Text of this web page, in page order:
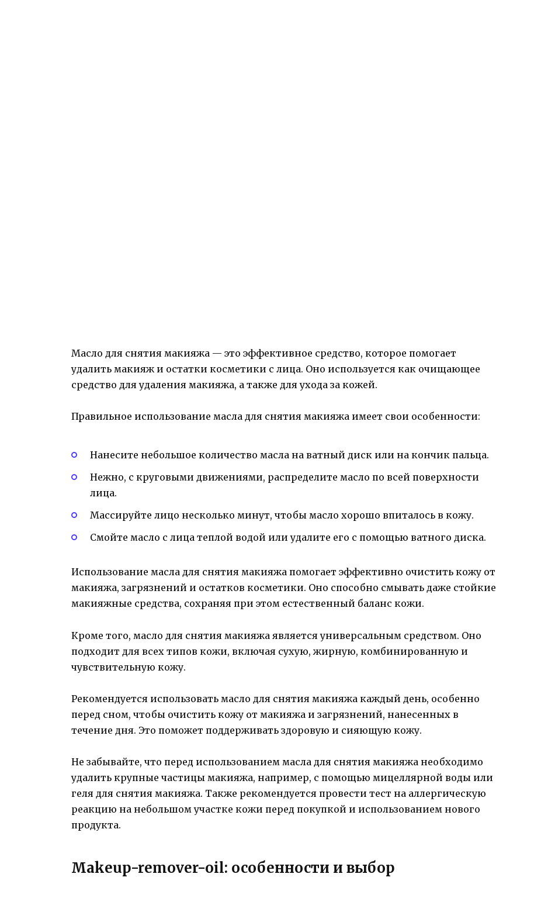
Масло для снятия макияжа — это эффективное средство, которое помогает
удалить макияж и остатки косметики с лица. Оно используется как очищающее
средство для удаления макияжа, а также для ухода за кожей.
Правильное использование масла для снятия макияжа имеет свои особенности:
Нанесите небольшое количество масла на ватный диск или на кончик пальца.
Нежно, с круговыми движениями, распределите масло по всей поверхности
лица.
Массируйте лицо несколько минут, чтобы масло хорошо впиталось в кожу.
Смойте масло с лица теплой водой или удалите его с помощью ватного диска.
Использование масла для снятия макияжа помогает эффективно очистить кожу от
макияжа, загрязнений и остатков косметики. Оно способно смывать даже стойкие
макияжные средства, сохраняя при этом естественный баланс кожи.
Кроме того, масло для снятия макияжа является универсальным средством. Оно
подходит для всех типов кожи, включая сухую, жирную, комбинированную и
чувствительную кожу.
Рекомендуется использовать масло для снятия макияжа каждый день, особенно
перед сном, чтобы очистить кожу от макияжа и загрязнений, нанесенных в
течение дня. Это поможет поддерживать здоровую и сияющую кожу.
Не забывайте, что перед использованием масла для снятия макияжа необходимо
удалить крупные частицы макияжа, например, с помощью мицеллярной воды или
геля для снятия макияжа. Также рекомендуется провести тест на аллергическую
реакцию на небольшом участке кожи перед покупкой и использованием нового
продукта.
Makeup-remover-oil: особенности и выбор